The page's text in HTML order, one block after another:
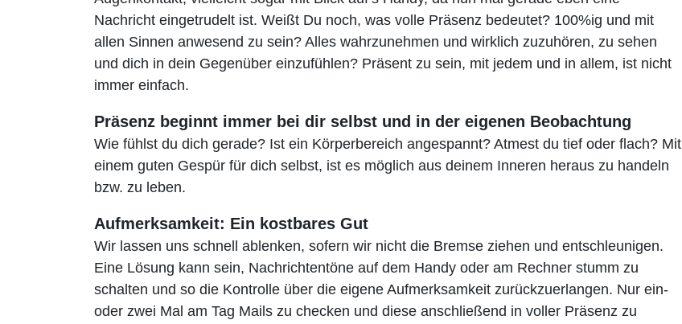
Nachricht eingetrudelt ist. Weißt Du noch, was volle Präsenz bedeutet? 100%ig und mit
allen Sinnen anwesend zu sein? Alles wahrzunehmen und wirklich zuzuhören, zu sehen
und dich in dein Gegenüber einzufühlen? Präsent zu sein, mit jedem und in allem, ist nicht
immer einfach.
Präsenz beginnt immer bei dir selbst und in der eigenen Beobachtung
Wie fühlst du dich gerade? Ist ein Körperbereich angespannt? Atmest du tief oder flach? Mit
einem guten Gespür für dich selbst, ist es möglich aus deinem Inneren heraus zu handeln
bzw. zu leben.
Aufmerksamkeit: Ein kostbares Gut
Wir lassen uns schnell ablenken, sofern wir nicht die Bremse ziehen und entschleunigen.
Eine Lösung kann sein, Nachrichtentöne auf dem Handy oder am Rechner stumm zu
schalten und so die Kontrolle über die eigene Aufmerksamkeit zurückzuerlangen. Nur ein-
oder zwei Mal am Tag Mails zu checken und diese anschließend in voller Präsenz zu